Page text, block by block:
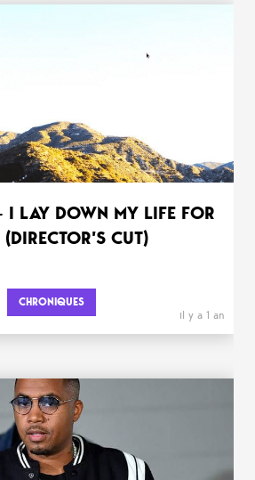
I LAY DOWN MY LIFE FOR
CUT)
CHRONIQUES
il y a 1 an